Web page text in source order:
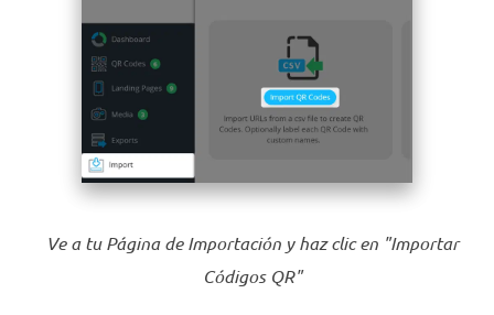
Ve a tu Página de Importación y haz clic en "Importar
Códigos QR"